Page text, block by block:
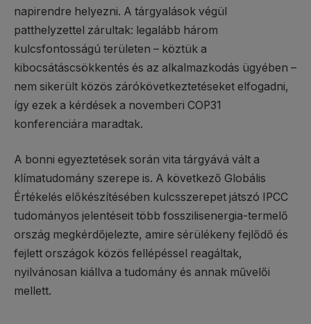
napirendre helyezni. A tárgyalások végül
patthelyzettel zárultak: legalább három
kulcsfontosságú területen – köztük a
kibocsátáscsökkentés és az alkalmazkodás ügyében –
nem sikerült közös zárókövetkeztetéseket elfogadni,
így ezek a kérdések a novemberi COP31
konferenciára maradtak.
A bonni egyeztetések során vita tárgyává vált a
klímatudomány szerepe is. A következő Globális
Értékelés előkészítésében kulcsszerepet játszó IPCC
tudományos jelentéseit több fosszilisenergia-termelő
ország megkérdőjelezte, amire sérülékeny fejlődő és
fejlett országok közös fellépéssel reagáltak,
nyilvánosan kiállva a tudomány és annak művelői
mellett.